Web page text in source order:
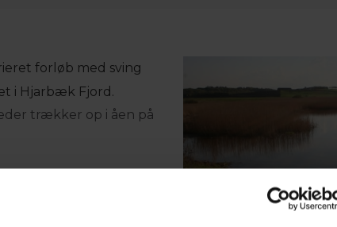
forløb med sving
i Hjarbæk Fjord.
trækker op i åen på
Fjord.